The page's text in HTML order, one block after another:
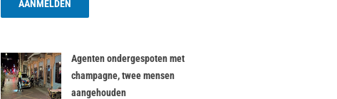
Agenten ondergespoten met
champagne, twee mensen
aangehouden